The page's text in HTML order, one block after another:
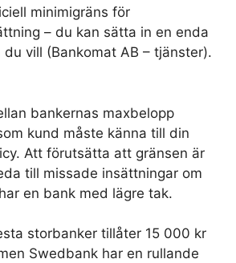
minimigräns för
– du kan sätta in en enda
du vill (Bankomat AB – tjänster).
bankernas maxbelopp
kund måste känna till din
Att förutsätta att gränsen är
till missade insättningar om
en bank med lägre tak.
storbanker tillåter 15 000 kr
Swedbank har en rullande